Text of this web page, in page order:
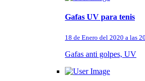
Gafas UV para tenis
18 de Enero del 2020 a las
Gafas anti golpes, UV